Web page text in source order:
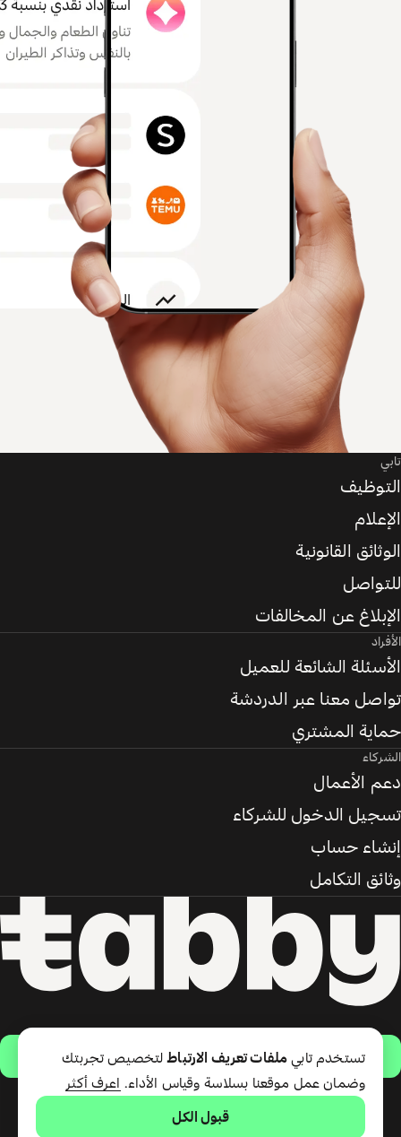
حمّل التطبيق
تقدّم شركة تابي ذ.م.م خدمة الدفع
تابي
التوظيف
الإعلام
الوثائق القانونية
للتواصل
الإبلاغ عن المخالفات
الأفراد
الأسئلة الشائعة للعميل
تواصل معنا عبر الدردشة
حماية المشتري
الشركاء
دعم الأعمال
تسجيل الدخول للشركاء
إنشاء حساب
وثائق التكامل
تستخدم تابي ملفات تعريف الارتباطلتخصيص تجربتك
وضمان عمل موقعنا بسلاسة وقياس الأداء.
اعرف أكثر
قبول الكل